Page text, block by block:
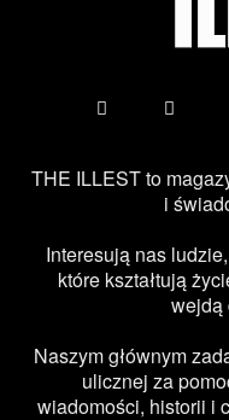
THE ILLEST to
i
Interesują nas
które kształtują
wejdą
Naszym głównym
ulicznej za
wiadomości, historii i